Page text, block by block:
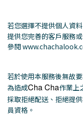
若您選擇不提供個人資
提供您完善的客戶服務
參閱
若於使用本服務後無故
為造成Cha Cha作業上
採取拒絕配送、拒絕提
員資格。